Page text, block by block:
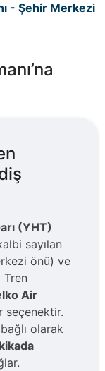
- Şehir Merkezi
(YHT)
sayılan
önü) ve
Tren
Air
seçenektir.
olarak